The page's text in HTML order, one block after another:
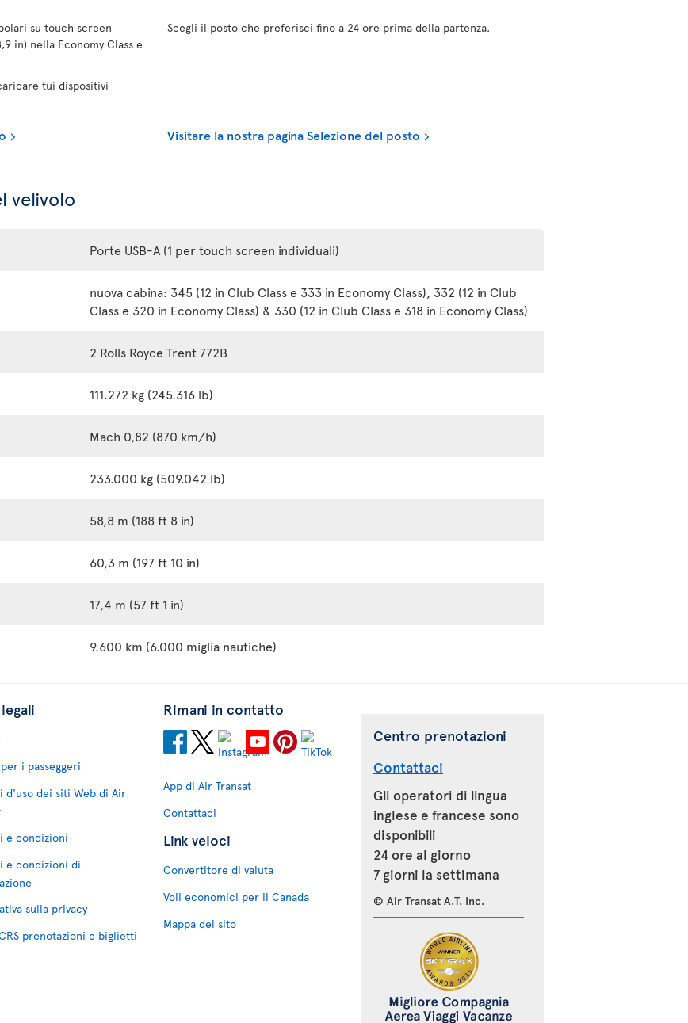
su touch screen
in) nella Economy Class e
tui dispositivi
Scegli il posto che preferisci fino a 24 ore prima della partenza.
Visitare la nostra pagina Selezione del posto
velivolo
Porte USB-A (1 per touch screen individuali)
nuova cabina: 345 (12 in Club Class e 333 in Economy Class), 332 (12 in Club
Class e 320 in Economy Class) & 330 (12 in Club Class e 318 in Economy Class)
2 Rolls Royce Trent 772B
111.272 kg (245.316 lb)
Mach 0,82 (870 km/h)
233.000 kg (509.042 lb)
58,8 m (188 ft 8 in)
60,3 m (197 ft 10 in)
17,4 m (57 ft 1 in)
9.600 km (6.000 miglia nautiche)
i passeggeri
d'uso dei siti Web di Air
e condizioni
e condizioni di
sulla privacy
prenotazioni e biglietti
Rimani in contatto
App di Air Transat
Contattaci
Link veloci
Convertitore di valuta
Voli economici per il Canada
Mappa del sito
Centro prenotazioni
Contattaci
Gli operatori di lingua
inglese e francese sono
disponibili
24 ore al giorno
7 giorni la settimana
© Air Transat A.T. Inc.